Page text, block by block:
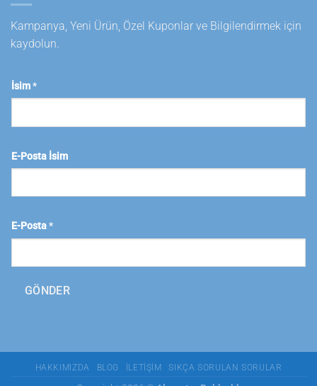
Kampanya, Yeni Ürün, Özel Kuponlar ve Bilgilendirmek için
kaydolun.
İsim*
E-Posta İsim
E-Posta*
GÖNDER
HAKKIMIZDA BLOG İLETIŞIM SIKÇA SORULAN SORULAR